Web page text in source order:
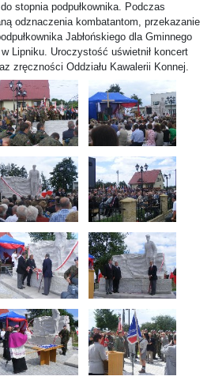
stopnia podpułkownika. Podczas
odznaczenia kombatantom, przekazanie
Jabłońskiego dla Gminnego
Lipniku. Uroczystość uświetnił koncert
zręczności Oddziału Kawalerii Konnej.